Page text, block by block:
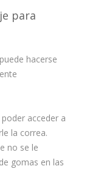
para
hacerse
acceder a
la correa.
no se le
gomas en las